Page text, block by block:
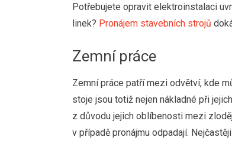
Potřebujete opravit elektroinstalaci
linek? Pronájem stavebních strojů
Zemní práce
Zemní práce patří mezi odvětví, kde
stoje jsou totiž nejen nákladné při
z důvodu jejich oblíbenosti mezi
v případě pronájmu odpadají.